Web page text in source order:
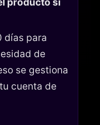
días para
de
se gestiona
cuenta de